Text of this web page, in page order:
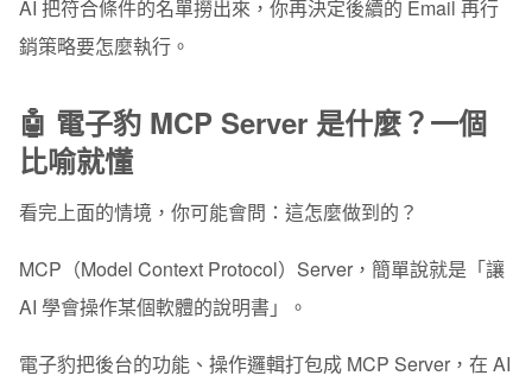
AI 把符合條件的名單撈出來，你再決定後續的 Email 再行
銷策略要怎麼執行。
🤖 電子豹 MCP Server 是什麼？一個
比喻就懂
看完上面的情境，你可能會問：這怎麼做到的？
MCP（Model Context Protocol）Server，簡單說就是 「讓
AI 學會操作某個軟體的說明書」
。
電子豹把後台的功能、操作邏輯打包成 MCP Server，在 AI